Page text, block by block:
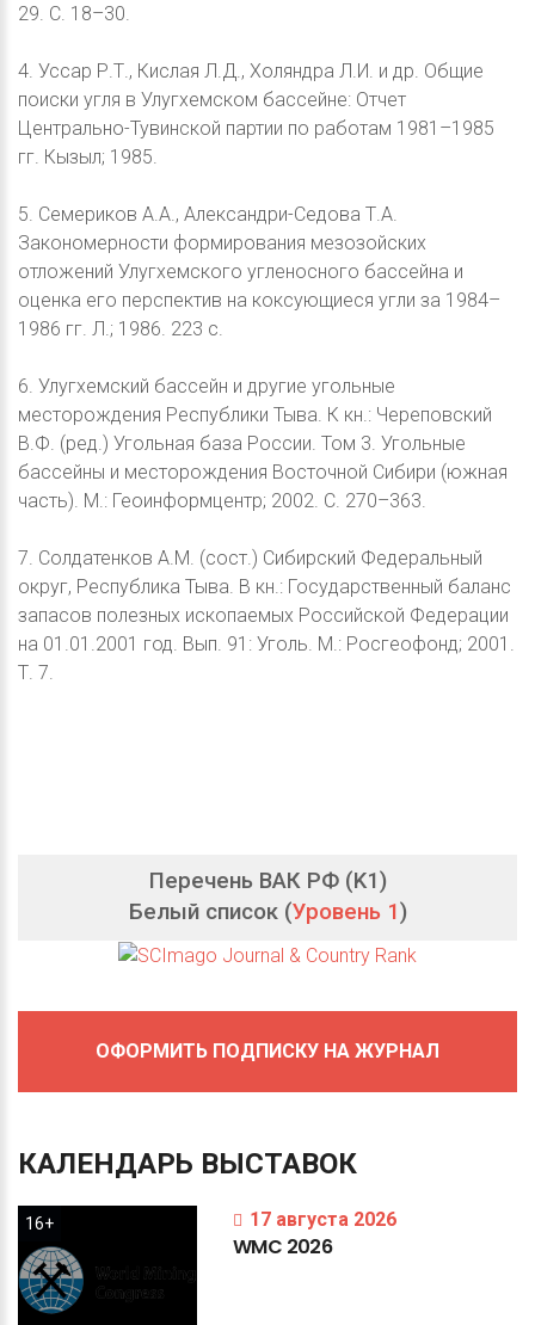
29. C. 18–30.
4. Уссар Р.Т., Кислая Л.Д., Холяндра Л.И. и др. Общие
поиски угля в Улугхемском бассейне: Отчет
Центрально-Тувинской партии по работам 1981–1985
гг. Кызыл; 1985.
5. Семериков А.А., Александри-Седова Т.А.
Закономерности формирования мезозойских
отложений Улугхемского угленосного бассейна и
оценка его перспектив на коксующиеся угли за 1984–
1986 гг. Л.; 1986. 223 c.
6. Улугхемский бассейн и другие угольные
месторождения Республики Тыва. К кн.: Череповский
В.Ф. (ред.) Угольная база России. Том 3. Угольные
бассейны и месторождения Восточной Сибири (южная
часть). М.: Геоинформцентр; 2002. C. 270–363.
7. Солдатенков А.М. (сост.) Сибирский Федеральный
округ, Республика Тыва. В кн.: Государственный баланс
запасов полезных ископаемых Российской Федерации
на 01.01.2001 год. Вып. 91: Уголь. М.: Росгеофонд; 2001.
Т. 7.
Перечень ВАК РФ (K1)
Белый список (Уровень 1)
ОФОРМИТЬ ПОДПИСКУ НА ЖУРНАЛ
КАЛЕНДАРЬ ВЫСТАВОК
16+ 17 августа 2026
WMC 2026